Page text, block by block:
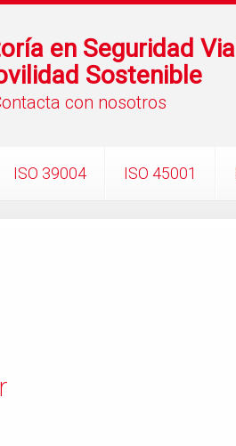
en Seguridad Vial
Sostenible
con nosotros
ISO 39004 ISO 45001